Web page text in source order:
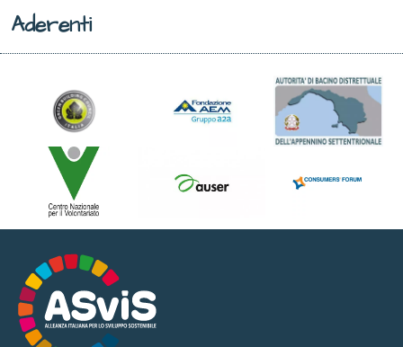
Aderenti